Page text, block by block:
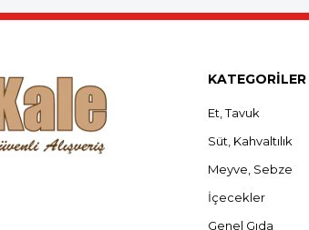
KATEGORİLER
Et, Tavuk
Süt, Kahvaltılık
Meyve, Sebze
İçecekler
Genel Gıda